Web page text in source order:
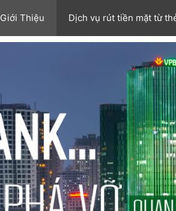
Giới Thiệu Dịch vụ rút tiền mặt từ